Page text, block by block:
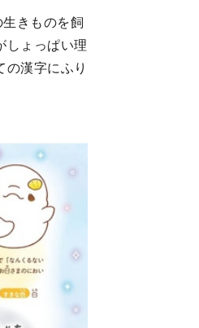
きものを飼
しょっぱい理
漢字にふり